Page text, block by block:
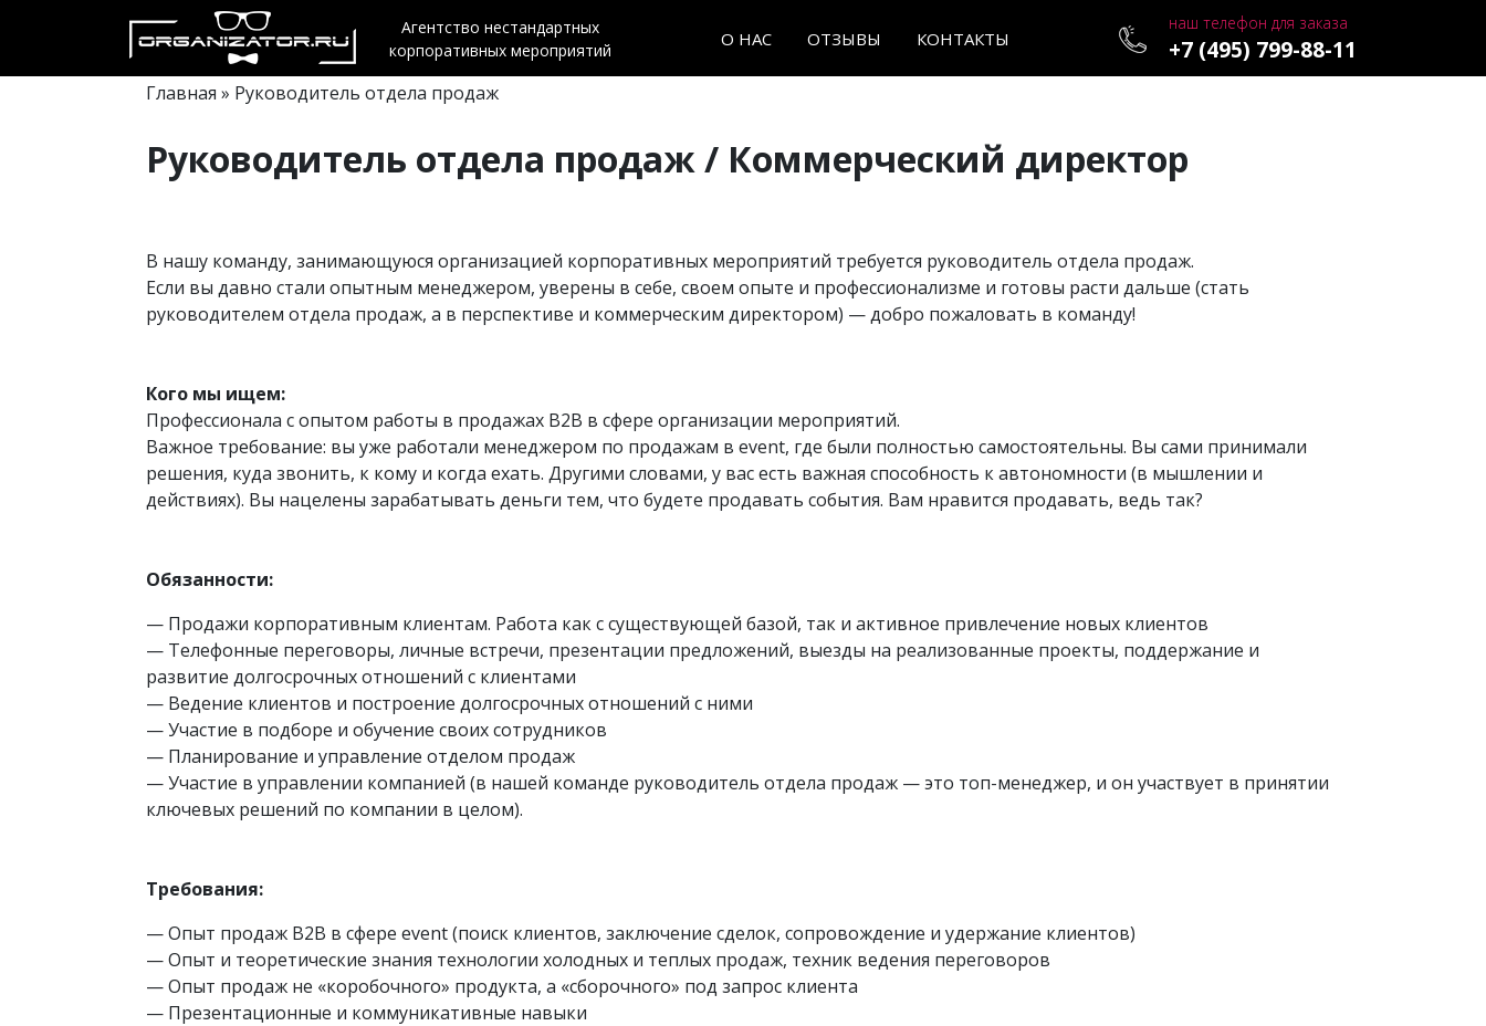
Агентство нестандартных
корпоративных мероприятий
О НАС ОТЗЫВЫ КОНТАКТЫ
наш телефон для заказа
+7 (495) 799-88-11
Главная » Руководитель отдела продаж
Руководитель отдела продаж / Коммерческий директор
В нашу команду, занимающуюся организацией корпоративных мероприятий требуется руководитель отдела продаж.
Если вы давно стали опытным менеджером, уверены в себе, своем опыте и профессионализме и готовы расти дальше (стать
руководителем отдела продаж, а в перспективе и коммерческим директором) — добро пожаловать в команду!
Кого мы ищем:
Профессионала с опытом работы в продажах B2B в сфере организации мероприятий.
Важное требование: вы уже работали менеджером по продажам в event, где были полностью самостоятельны. Вы сами принимали
решения, куда звонить, к кому и когда ехать. Другими словами, у вас есть важная способность к автономности (в мышлении и
действиях). Вы нацелены зарабатывать деньги тем, что будете продавать события. Вам нравится продавать, ведь так?
Обязанности:
— Продажи корпоративным клиентам. Работа как с существующей базой, так и активное привлечение новых клиентов
— Телефонные переговоры, личные встречи, презентации предложений, выезды на реализованные проекты, поддержание и
развитие долгосрочных отношений с клиентами
— Ведение клиентов и построение долгосрочных отношений с ними
— Участие в подборе и обучение своих сотрудников
— Планирование и управление отделом продаж
— Участие в управлении компанией (в нашей команде руководитель отдела продаж — это топ-менеджер, и он участвует в принятии
ключевых решений по компании в целом).
Требования:
— Опыт продаж B2B в сфере event (поиск клиентов, заключение сделок, сопровождение и удержание клиентов)
— Опыт и теоретические знания технологии холодных и теплых продаж, техник ведения переговоров
— Опыт продаж не «коробочного» продукта, а «сборочного» под запрос клиента
— Презентационные и коммуникативные навыки